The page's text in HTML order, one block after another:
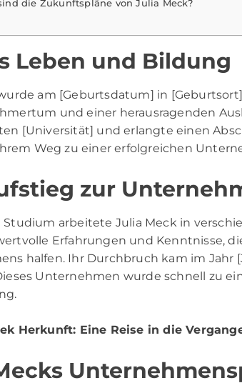
die Zukunftspläne von Julia Meck?
Leben und Bildung
am [Geburtsdatum] in
und einer herausragenden
[Universität] und erlangte einen
Weg zu einer erfolgreichen
zur
Studium arbeitete Julia Meck in
Erfahrungen und Kenntnisse,
halfen. Ihr Durchbruch kam im Jahr
Unternehmen wurde schnell zu
Herkunft: Eine Reise in die